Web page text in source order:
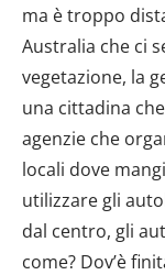
ma è troppo
Australia che ci
vegetazione, la
una cittadina
agenzie che
locali dove
utilizzare gli
dal centro, gli
come? Dov’è